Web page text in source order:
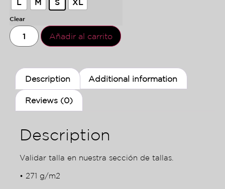
L M S XL
Clear
Añadir al carrito
Description Additional information
Reviews (0)
Description
Validar talla en nuestra sección de tallas.
• 271 g/m2